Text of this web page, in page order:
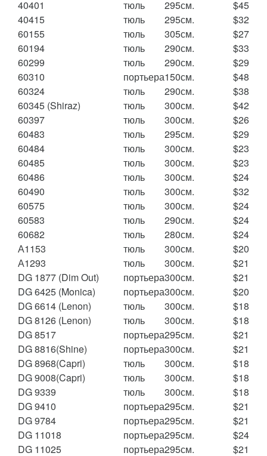
40401
тюль 295см.
$45
40415
тюль 295см.
$32
60155
тюль 305см.
$27
60194
тюль 290см.
$33
60299
тюль 290см.
$29
60310
портьера150см.
$48
60324
тюль 290см.
$38
60345 (Shiraz)
тюль 300см.
$42
60397
тюль 300см.
$26
60483
тюль 295см.
$29
60484
тюль 300см.
$23
60485
тюль 300см.
$23
60486
тюль 300см.
$24
60490
тюль 300см.
$32
60575
тюль 300см.
$24
60583
тюль 290см.
$24
60682
тюль 280см.
$24
А1153
тюль 300см.
$20
А1293
тюль 300см.
$21
DG 1877 (Dim Out)
портьера300см.
$21
DG 6425 (Monica)
портьера300см.
$20
DG 6614 (Lenon)
тюль 300см.
$18
DG 8126 (Lenon)
тюль 300см.
$18
DG 8517
портьера295см.
$21
DG 8816(Shine)
портьера300см.
$21
DG 8968(Capri)
тюль 300см.
$18
DG 9008(Capri)
тюль 300см.
$18
DG 9339
тюль 300см.
$18
DG 9410
портьера295см.
$21
DG 9784
портьера295см.
$21
DG 11018
портьера295см.
$24
DG 11025
портьера295см. $21